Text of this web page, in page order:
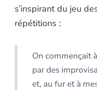
s’inspirant du jeu
répétitions :
On commençait
par des
et, au fur et à